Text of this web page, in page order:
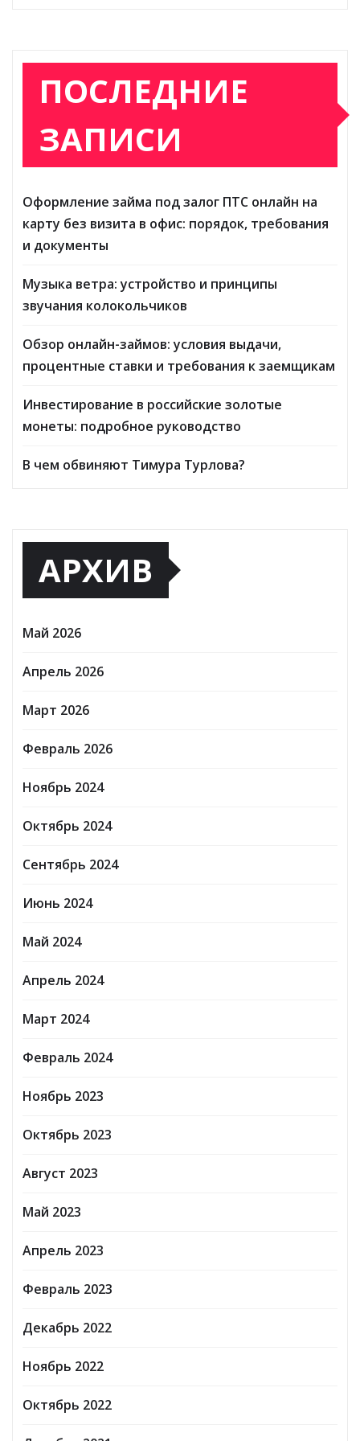
ПОСЛЕДНИЕ
ЗАПИСИ
Оформление займа под залог ПТС онлайн на
карту без визита в офис: порядок, требования
и документы
Музыка ветра: устройство и принципы
звучания колокольчиков
Обзор онлайн-займов: условия выдачи,
процентные ставки и требования к заемщикам
Инвестирование в российские золотые
монеты: подробное руководство
В чем обвиняют Тимура Турлова?
АРХИВ
Май 2026
Апрель 2026
Март 2026
Февраль 2026
Ноябрь 2024
Октябрь 2024
Сентябрь 2024
Июнь 2024
Май 2024
Апрель 2024
Март 2024
Февраль 2024
Ноябрь 2023
Октябрь 2023
Август 2023
Май 2023
Апрель 2023
Февраль 2023
Декабрь 2022
Ноябрь 2022
Октябрь 2022